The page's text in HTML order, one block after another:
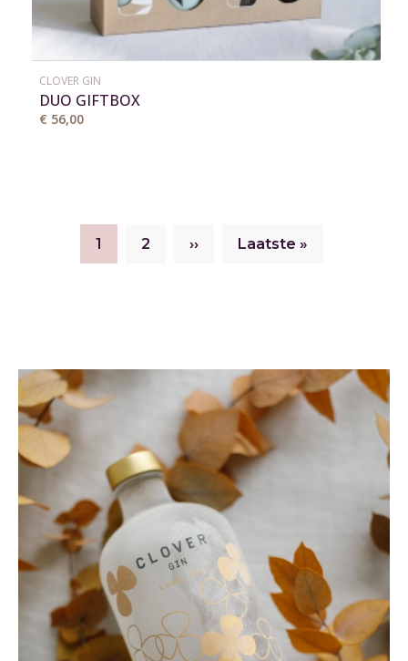
CLOVER GIN
DUO GIFTBOX
€ 56,00
Paginatie
Huidige
pagina
1 Page
2
Volgende
››
Laatste
Laatste »